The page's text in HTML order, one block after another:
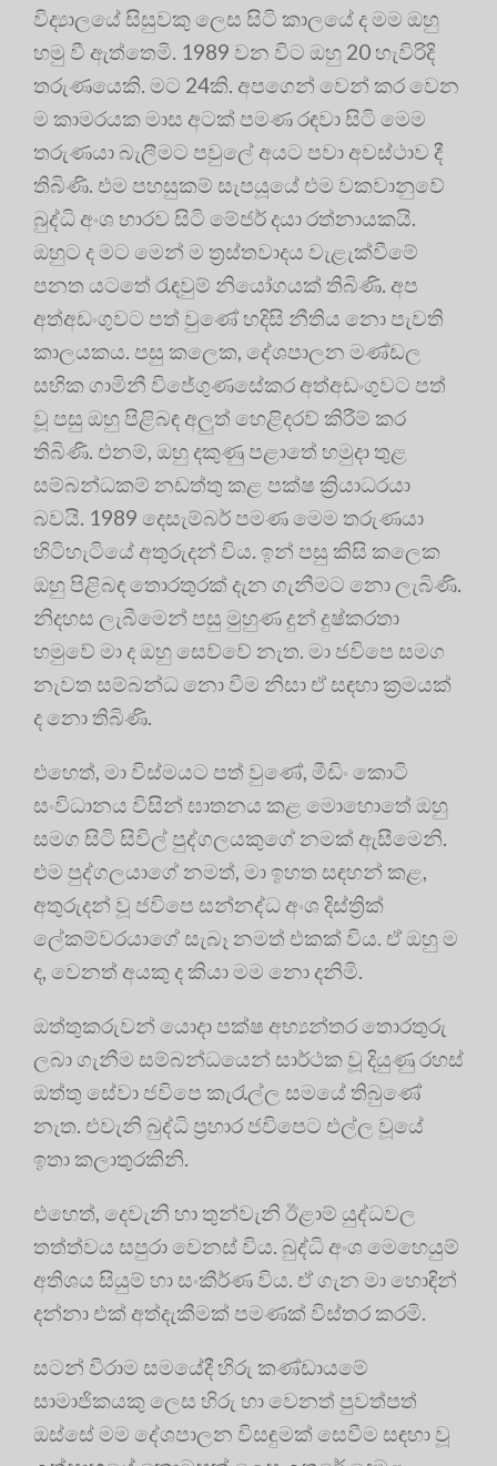
විද්‍යාලයේ සිසුවකු ලෙස සිටි කාලයේ ද මම ඔහු
හමු වී ඇත්තෙමි. 1989 වන විට ඔහු 20 හැවිරිදි
තරුණයෙකි. මට 24කි. අපගෙන් වෙන් කර වෙන
ම කාමරයක මාස අටක් පමණ රඳවා සිටි මෙම
තරුණයා බැලීමට පවුලේ අයට පවා අවස්ථාව දී
තිබිණි. එම පහසුකම් සැපයූයේ එම වකවානුවේ
බුද්ධි අංශ භාරව සිටි මේජර් දයා රත්නායකයි.
ඔහුට ද මට මෙන් ම ත්‍රස්තවාදය වැළැක්වීමේ
පනත යටතේ රැඳවුම් නියෝගයක් තිබිණි. අප
අත්අඩංගුවට පත් වුණේ හදිසි නීතිය නො පැවති
කාලයකය. පසු කලෙක, දේශපාලන මණ්ඩල
සභික ගාමිනී විජේගුණසේකර අත්අඩංගුවට පත්
වූ පසු ඔහු පිළිබඳ අලුත් හෙළිදරව් කිරීම් කර
තිබිණි. එනම්, ඔහු දකුණු පළාතේ හමුදා තුළ
සම්බන්ධකම් නඩත්තු කළ පක්ෂ ක්‍රියාධරයා
බවයි. 1989 දෙසැම්බර් පමණ මෙම තරුණයා
හිටිහැටියේ අතුරුදන් විය. ඉන් පසු කිසි කලෙක
ඔහු පිළිබඳ තොරතුරක් දැන ගැනීමට නො ලැබිණි.
නිදහස ලැබීමෙන් පසු මුහුණ දුන් දුෂ්කරතා
හමුවේ මා ද ඔහු සෙව්වේ නැත. මා ජවිපෙ සමග
නැවත සම්බන්ධ නො වීම නිසා ඒ සඳහා ක්‍රමයක්
ද නො තිබිණි.
එහෙත්, මා විස්මයට පත් වුණේ, මීඩිං කොටි
සංවිධානය විසින් ඝාතනය කළ මොහොතේ ඔහු
සමග සිටි සිවිල් පුද්ගලයකුගේ නමක් ඇසීමෙනි.
එම පුද්ගලයාගේ නමත්, මා ඉහත සඳහන් කළ,
අතුරුදන් වූ ජවිපෙ සන්නද්ධ අංශ දිස්ත්‍රික්
ලේකම්වරයාගේ සැබෑ නමත් එකක් විය. ඒ ඔහු ම
ද, වෙනත් අයකු ද කියා මම නො දනිමි.
ඔත්තුකරුවන් යොදා පක්ෂ අභ්‍යන්තර තොරතුරු
ලබා ගැනීම සම්බන්ධයෙන් සාර්ථක වූ දියුණු රහස්
ඔත්තු සේවා ජවිපෙ කැරැල්ල සමයේ තිබුණේ
නැත. එවැනි බුද්ධි ප්‍රහාර ජවිපෙට එල්ල වූයේ
ඉතා කලාතුරකිනි.
එහෙත්, දෙවැනි හා තුන්වැනි ඊළාම් යුද්ධවල
තත්ත්වය සපුරා වෙනස් විය. බුද්ධි අංශ මෙහෙයුම්
අතිශය සියුම් හා සංකීර්ණ විය. ඒ ගැන මා හොඳින්
දන්නා එක් අත්දැකීමක් පමණක් විස්තර කරමි.
සටන් විරාම සමයේදී හිරු කණ්ඩායමේ
සාමාජිකයකු ලෙස හිරු හා වෙනත් පුවත්පත්
ඔස්සේ මම දේශපාලන විසඳුමක් සෙවීම සඳහා වූ